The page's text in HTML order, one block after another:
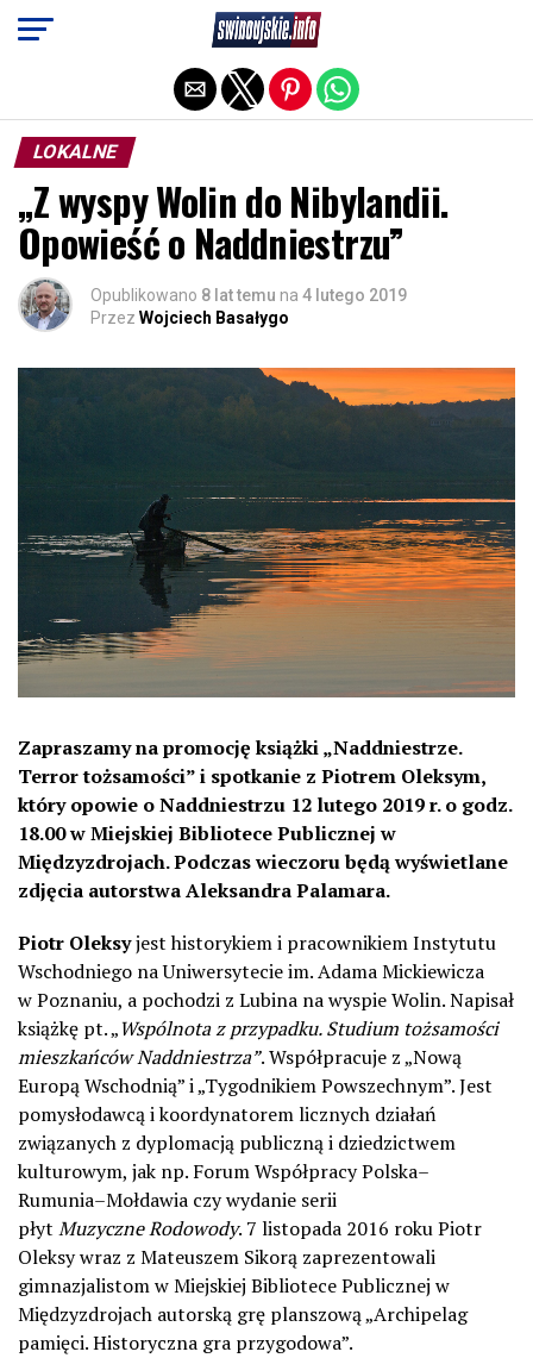
LOKALNE
„Z wyspy Wolin do Nibylandii.
Opowieść o Naddniestrzu”
Opublikowano 8 lat temu na 4 lutego 2019
Przez Wojciech Basałygo
Zapraszamy na promocję książki „Naddniestrze.
Terror tożsamości” i spotkanie z Piotrem Oleksym,
który opowie o Naddniestrzu 12 lutego 2019 r. o godz.
18.00 w Miejskiej Bibliotece Publicznej w
Międzyzdrojach. Podczas wieczoru będą wyświetlane
zdjęcia autorstwa Aleksandra Palamara.
Piotr Oleksyjest historykiem i pracownikiem Instytutu
Wschodniego na Uniwersytecie im. Adama Mickiewicza
w Poznaniu, a pochodzi z Lubina na wyspie Wolin. Napisał
książkę pt. „Wspólnota z przypadku. Studium tożsamości
mieszkańców Naddniestrza”. Współpracuje z „Nową
Europą Wschodnią” i „Tygodnikiem Powszechnym”. Jest
pomysłodawcą i koordynatorem licznych działań
związanych z dyplomacją publiczną i dziedzictwem
kulturowym, jak np. Forum Współpracy Polska–
Rumunia–Mołdawia czy wydanie serii
płyt Muzyczne Rodowody. 7 listopada 2016 roku Piotr
Oleksy wraz z Mateuszem Sikorą zaprezentowali
gimnazjalistom w Miejskiej Bibliotece Publicznej w
Międzyzdrojach autorską grę planszową „Archipelag
pamięci. Historyczna gra przygodowa”.
Exit mobile version